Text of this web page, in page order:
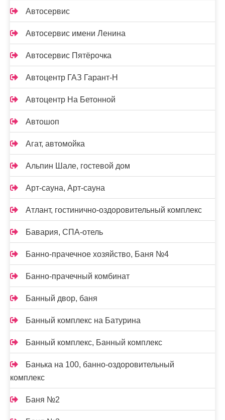
Автосервис
Автосервис имени Ленина
Автосервис Пятёрочка
Автоцентр ГАЗ Гарант-Н
Автоцентр На Бетонной
Автошоп
Агат, автомойка
Альпин Шале, гостевой дом
Арт-сауна, Арт-сауна
Атлант, гостинично-оздоровительный комплекс
Бавария, СПА-отель
Банно-прачечное хозяйство, Баня №4
Банно-прачечный комбинат
Банный двор, баня
Банный комплекс на Батурина
Банный комплекс, Банный комплекс
Банька на 100, банно-оздоровительный
комплекс
Баня №2